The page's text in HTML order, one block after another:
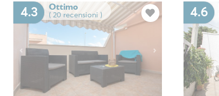
4.3 Ottimo
( 20 recensioni )
Previous Next
4.6
Previous